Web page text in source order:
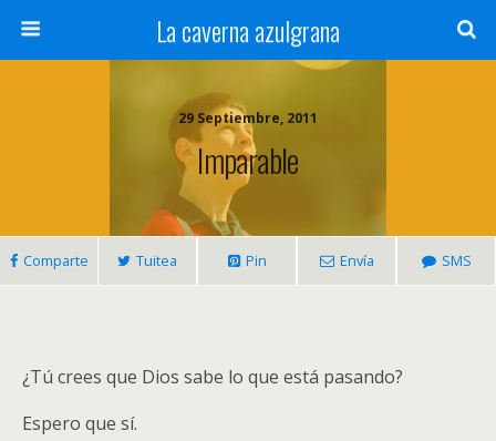
La caverna azulgrana
29 Septiembre, 2011
Imparable
Comparte Tuitea Pin Envía SMS
¿Tú crees que Dios sabe lo que está pasando?
Espero que sí.